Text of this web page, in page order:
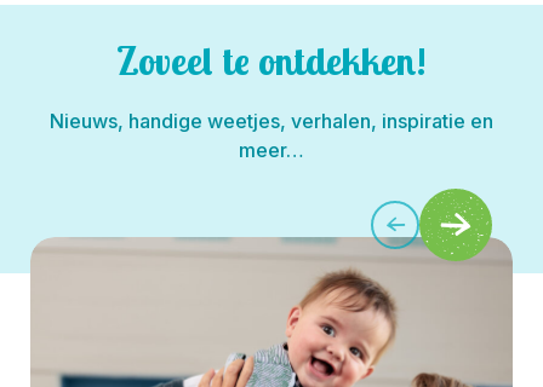
Zoveel te ontdekken!
Nieuws, handige weetjes, verhalen, inspiratie en
meer…